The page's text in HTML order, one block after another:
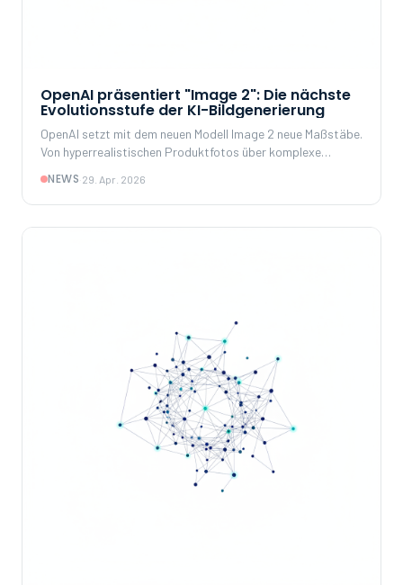
OpenAI präsentiert "Image 2": Die nächste
Evolutionsstufe der KI-Bildgenerierung
OpenAI setzt mit dem neuen Modell Image 2 neue Maßstäbe.
Von hyperrealistischen Produktfotos über komplexe
analysieren die Chancen für Konzerne.
NEWS·29. Apr. 2026